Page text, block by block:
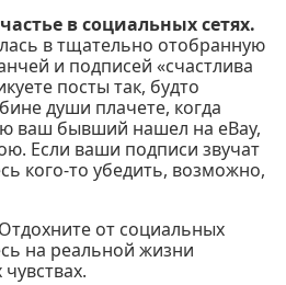
в социальных сетях.
в тщательно отобранную
и подписей «счастлива
посты так, будто
души плачете, когда
ваш бывший нашел на eBay,
Если ваши подписи звучат
кого-то убедить, возможно,
Отдохните от социальных
на реальной жизни